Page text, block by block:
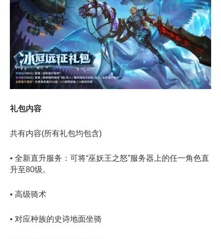
礼包内容
共有内容‌(所有礼包均包含)
• 全新直升服务‌：可将“巫妖王之怒”服务器上的任一角色直
升至80级。
• 高级骑术
• 对应种族的史诗地面坐骑